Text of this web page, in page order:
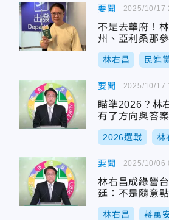
要聞
不是去華府！
州、亞利桑那
林右昌 民進
2025/10/17
要聞
瞄準2026？林
有了方向與答案
2026選戰 林
2025/10/17
要聞
林右昌成綠營
廷：不是隨意
林右昌 蔣萬
2025/10/06